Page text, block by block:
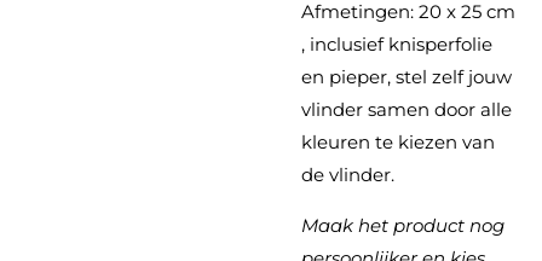
Afmetingen: 20 x 25 cm
, inclusief knisperfolie
en pieper, stel zelf jouw
vlinder samen door alle
kleuren te kiezen van
de vlinder.
Maak het product nog